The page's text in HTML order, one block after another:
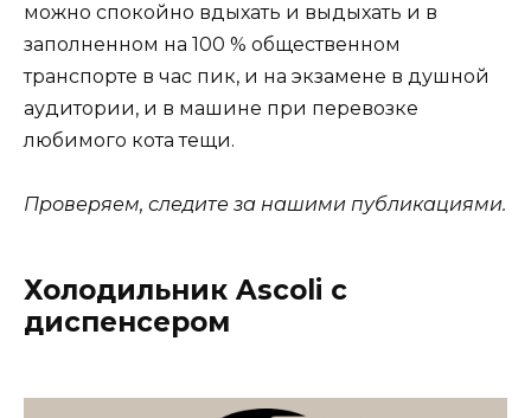
можно спокойно вдыхать и выдыхать и в
заполненном на 100 % общественном
транспорте в час пик, и на экзамене в душной
аудитории, и в машине при перевозке
любимого кота тещи.
Проверяем, следите за нашими публикациями.
Холодильник Ascoli c
диспенсером